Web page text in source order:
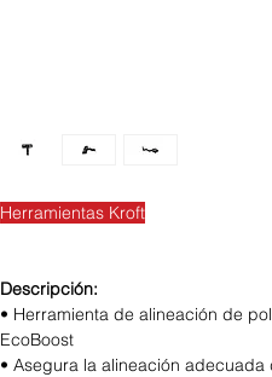
Herramientas Kroft
Descripción:
• Herramienta de alineación de
EcoBoost
• Asegura la alineación